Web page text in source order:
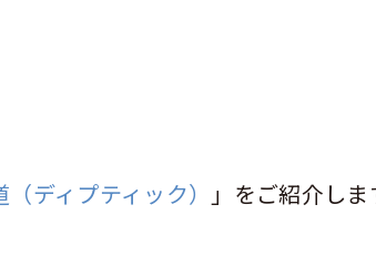
ディプティック） 」をご紹介しま